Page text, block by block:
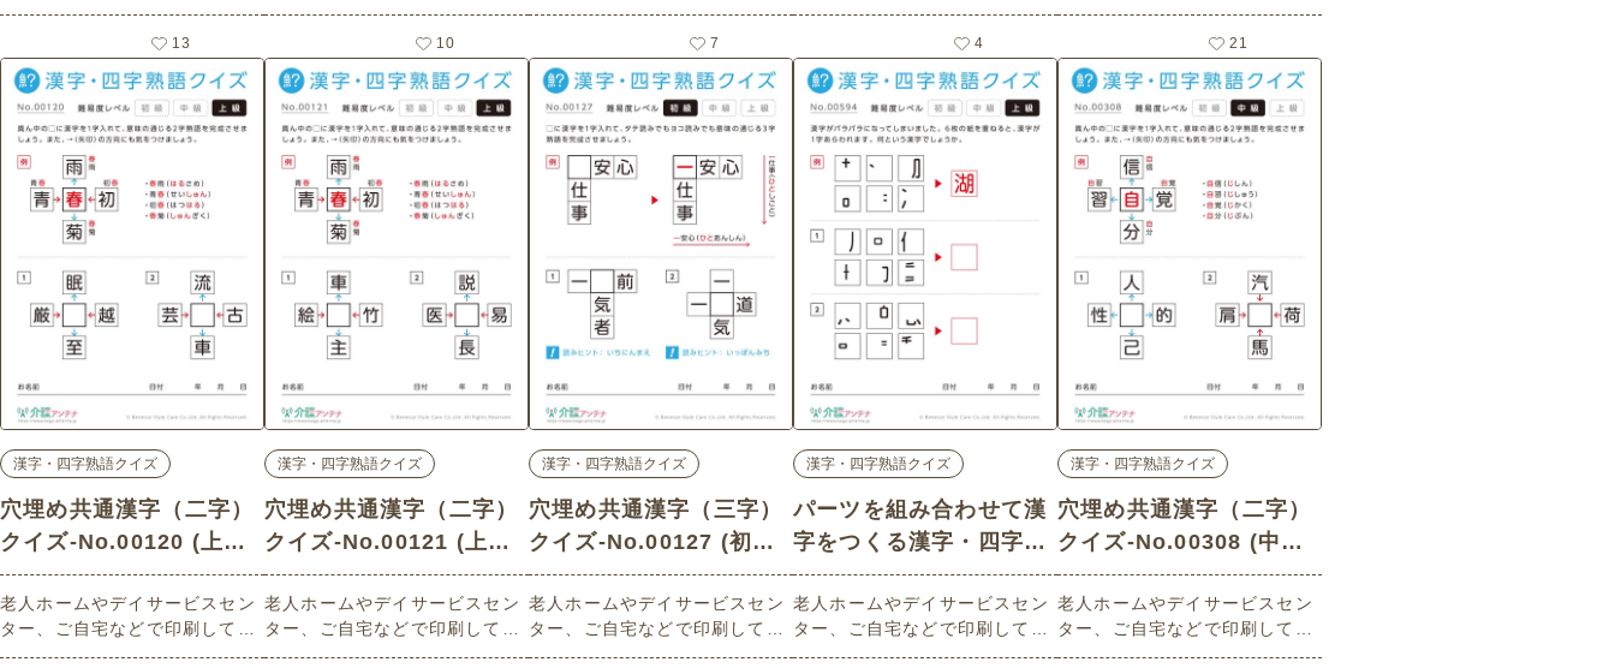
せましょう。 また、→（矢印）
の方向にも気をつけましょう。
老人ホームやデイサービスセン
ター、ご自宅などで印刷してお
使いいただける無料の高齢者向
け介護レク素材（漢字・四字熟
語クイズ・初級）です。
13
う。漢字は順番がバラバラにな
サービスセンター、ご自宅など
で印刷してお使いいただける無
料の高齢者向け介護レク素材
（漢字・四字熟語クイズ・初
級）です。
10
使いいただける無料の高齢者向
け介護レク素材（漢字・四字熟
語クイズ・初級）です。
7
使いいただける無料の高齢者向
け介護レク素材（漢字・四字熟
語クイズ・上級）です。
4
使いいただける無料の高齢者向
け介護レク素材（漢字・四字熟
語クイズ・上級）です。
21
漢字・四字熟語クイズ
穴埋め共通漢字（二字）
クイズ-No.00120 (上級/
漢字・四字熟語クイズの
介護レク素材)
老人ホームやデイサービスセン
ター、ご自宅などで印刷してお
使いいただける無料の高齢者向
漢字・四字熟語クイズ
穴埋め共通漢字（二字）
クイズ-No.00121 (上級/
漢字・四字熟語クイズの
介護レク素材)
老人ホームやデイサービスセン
ター、ご自宅などで印刷してお
使いいただける無料の高齢者向
漢字・四字熟語クイズ
穴埋め共通漢字（三字）
クイズ-No.00127 (初級/
漢字・四字熟語クイズの
介護レク素材)
老人ホームやデイサービスセン
ター、ご自宅などで印刷してお
使いいただける無料の高齢者向
漢字・四字熟語クイズ
パーツを組み合わせて漢
字をつくる漢字・四字熟
語クイズ - No.00594 (上
級/漢字・四字熟語クイズ
の介護レク素材)
老人ホームやデイサービスセン
ター、ご自宅などで印刷してお
使いいただける無料の高齢者向
漢字・四字熟語クイズ
穴埋め共通漢字（二字）
クイズ-No.00308 (中級/
漢字・四字熟語クイズの
介護レク素材)
老人ホームやデイサービスセン
ター、ご自宅などで印刷してお
使いいただける無料の高齢者向